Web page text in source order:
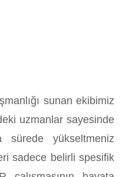
sunan ekibimiz
uzmanlar sayesinde
yükseltmeniz
sadece belirli spesifik